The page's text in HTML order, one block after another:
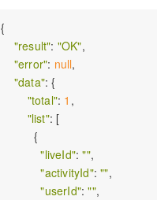
{
"result": "OK",
"error": null,
"data": {
"total": 1 ,
"list": [
          {
"liveId": "",
"activityId": "",
"userId": "",